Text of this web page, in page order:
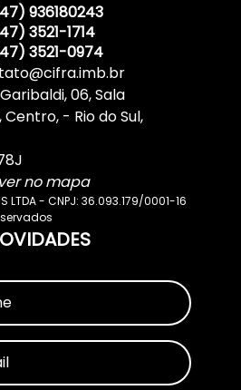
936180243
3521-1714
3521-0974
,06,Sala
,Centro, Rio do Sul,
ver no mapa
LTDA - CNPJ: 36.093.179/0001-16